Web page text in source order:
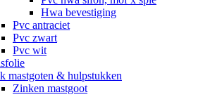
Hwa bevestiging
Pvc antraciet
Pvc zwart
Pvc wit
mastgoten & hulpstukken
Zinken mastgoot